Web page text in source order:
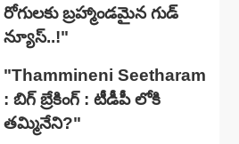
రోగులకు బ్రహ్మాండమైన గుడ్
న్యూస్..!"
"Thammineni Seetharam
: బిగ్ బ్రేకింగ్ : టీడీపీ లోకి
తమ్మినేని?"